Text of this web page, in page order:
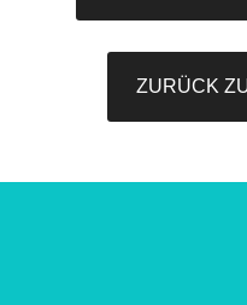
ZURÜCK